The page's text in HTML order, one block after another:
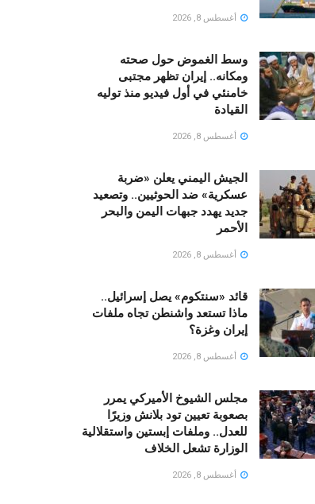
أغسطس 8, 2026
وسط الغموض حول صحته
ومكانه.. إيران تظهر مجتبى
خامنئي في أول فيديو منذ توليه
القيادة
أغسطس 8, 2026
الجيش اليمني يعلن «ضربة
عسكرية» ضد الحوثيين.. وتصعيد
جديد يهدد جبهات اليمن والبحر
الأحمر
أغسطس 8, 2026
قائد «سنتكوم» يصل إسرائيل..
ماذا تستعد واشنطن تجاه ملفات
إيران وغزة؟
أغسطس 8, 2026
مجلس الشيوخ الأميركي يمرر
بصعوبة تعيين تود بلانش وزيرًا
للعدل.. وملفات إبستين واستقلالية
الوزارة تشعل الخلاف
أغسطس 8, 2026